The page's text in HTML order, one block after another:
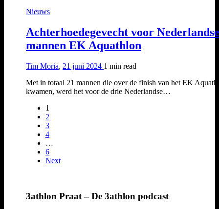
Nieuws
Achterhoedegevecht voor Nederlandse
mannen EK Aquathlon
Tim Moria, 21 juni 2024 1 min read
Met in totaal 21 mannen die over de finish van het EK
kwamen, werd het voor de drie Nederlandse…
1
2
3
4
…
6
Next
3athlon Praat – De 3athlon podcast